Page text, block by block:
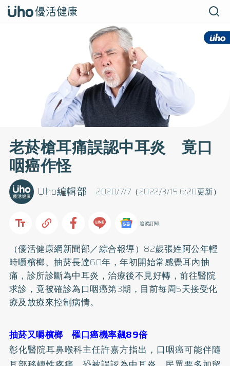
老菸槍耳痛誤認中耳炎 竟口
咽癌作怪
2020/7/7（2022/3/15 6:20更新）
Uho編輯部
追蹤訂閱
（優活健康網新聞部／綜合報導）82歲張姓阿公年輕
時嚼檳榔、抽菸長達60年，年初開始常感覺耳內抽
痛，診所診斷為中耳炎，治療後不見好轉，前往醫院
求診，竟被確診為口咽癌第3期，目前每周5天接受化
療及放療來控制病情。
抽菸又嚼檳榔 罹口癌機率飆89倍
彰化醫院耳鼻喉科主任許嘉方指出，口咽癌可能伴隨